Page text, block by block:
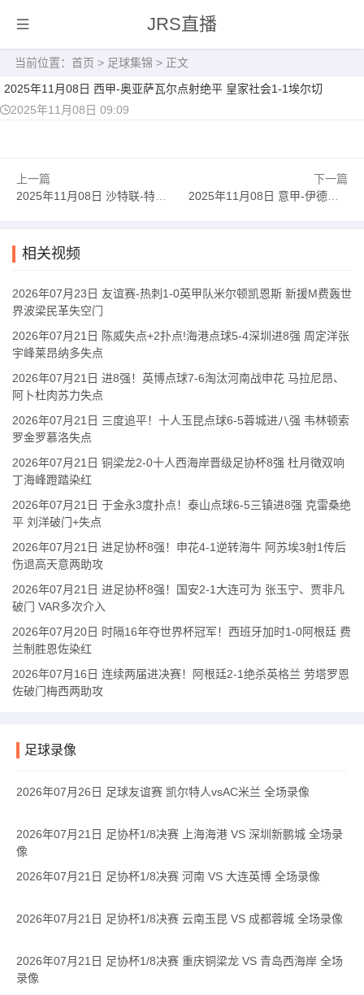
JRS直播
当前位置： 首页 > 足球集锦 > 正文
2025年11月08日 西甲-奥亚萨瓦尔点射绝平 皇家社会1-1埃尔切
2025年11月08日 09:09
上一篇
2025年11月08日 沙特联-特奥内维斯建功 利雅得新月4-2九人纳杰马体育
下一篇
2025年11月08日 意甲-伊德里萨-图雷头球破门 比萨1-0克雷莫内塞迎首胜
相关视频
2026年07月23日 友谊赛-热刺1-0英甲队米尔顿凯恩斯 新援M费轰世
界波梁民革失空门
2026年07月21日 陈威失点+2扑点!海港点球5-4深圳进8强 周定洋张
宇峰莱昂纳多失点
2026年07月21日 进8强！英博点球7-6淘汰河南战申花 马拉尼昂、
阿卜杜肉苏力失点
2026年07月21日 三度追平！十人玉昆点球6-5蓉城进八强 韦林顿索
罗金罗慕洛失点
2026年07月21日 铜梁龙2-0十人西海岸晋级足协杯8强 杜月徵双响
丁海峰蹬踏染红
2026年07月21日 于金永3度扑点！泰山点球6-5三镇进8强 克雷桑绝
平 刘洋破门+失点
2026年07月21日 进足协杯8强！申花4-1逆转海牛 阿苏埃3射1传后
伤退高天意两助攻
2026年07月21日 进足协杯8强！国安2-1大连可为 张玉宁、贾非凡
破门 VAR多次介入
2026年07月20日 时隔16年夺世界杯冠军！西班牙加时1-0阿根廷 费
兰制胜恩佐染红
2026年07月16日 连续两届进决赛！阿根廷2-1绝杀英格兰 劳塔罗恩
佐破门梅西两助攻
足球录像
2026年07月26日 足球友谊赛 凯尔特人vsAC米兰 全场录像
2026年07月21日 足协杯1/8决赛 上海海港 VS 深圳新鹏城 全场录
像
2026年07月21日 足协杯1/8决赛 河南 VS 大连英博 全场录像
2026年07月21日 足协杯1/8决赛 云南玉昆 VS 成都蓉城 全场录像
2026年07月21日 足协杯1/8决赛 重庆铜梁龙 VS 青岛西海岸 全场
录像